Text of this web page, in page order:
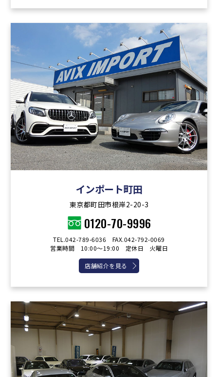
インポート町田
東京都町田市根岸2-20-3
0120-70-9996
TEL.042-789-6036 FAX.042-792-0069
営業時間 10:00～19:00 定休日 火曜日
店舗紹介を見る